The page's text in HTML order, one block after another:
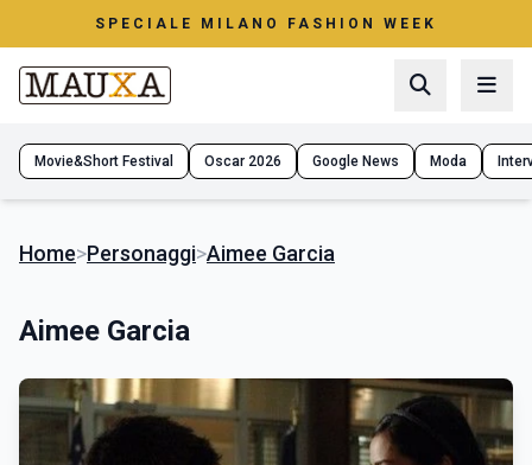
SPECIALE MILANO FASHION WEEK
Movie&Short Festival Oscar 2026 Google News Moda
Home>Personaggi>Aimee Garcia
Aimee Garcia